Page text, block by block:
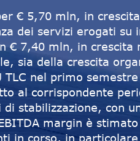
€ 5,70 mln, in
dei servizi erogati
€ 7,40 mln, in
sia della crescita
nel primo
al corrispondente
stabilizzazione, con
margin è
in corso, in